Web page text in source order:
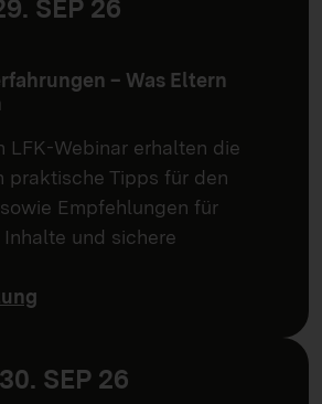
SEP 26
– Was Eltern
LFK-Webinar erhalten die
praktische Tipps für den
Empfehlungen für
und sichere
SEP 26